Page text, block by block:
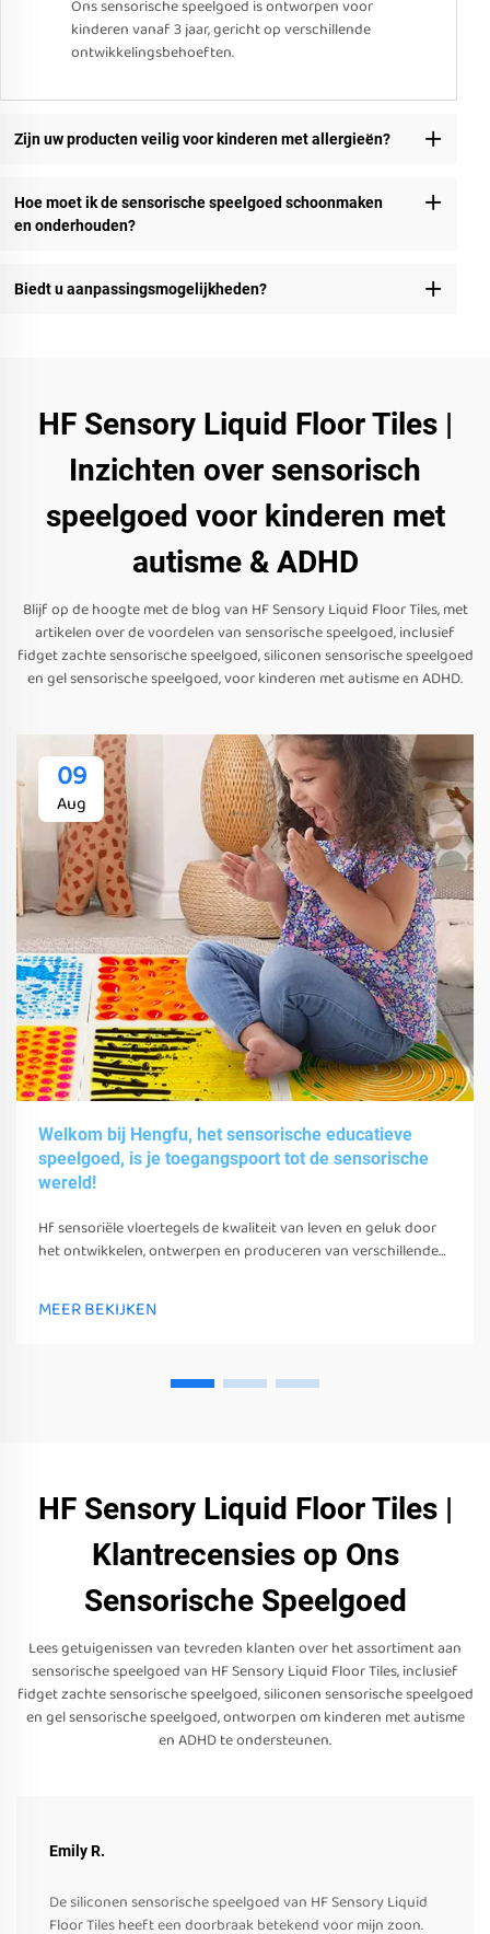
Ons sensorische speelgoed is ontworpen voor
kinderen vanaf 3 jaar, gericht op verschillende
ontwikkelingsbehoeften.
Zijn uw producten veilig voor kinderen met allergieën?
Hoe moet ik de sensorische speelgoed schoonmaken
en onderhouden?
Biedt u aanpassingsmogelijkheden?
HF Sensory Liquid Floor Tiles |
Inzichten over sensorisch
speelgoed voor kinderen met
autisme & ADHD
Blijf op de hoogte met de blog van HF Sensory Liquid Floor Tiles, met
artikelen over de voordelen van sensorische speelgoed, inclusief
fidget zachte sensorische speelgoed, siliconen sensorische speelgoed
en gel sensorische speelgoed, voor kinderen met autisme en ADHD.
09
Aug
Welkom bij Hengfu, het sensorische educatieve
speelgoed, is je toegangspoort tot de sensorische
wereld!
Hf sensoriële vloertegels de kwaliteit van leven en geluk door
het ontwikkelen, ontwerpen en produceren van verschillende
MEER BEKIJKEN
HF Sensory Liquid Floor Tiles |
Klantrecensies op Ons
Sensorische Speelgoed
Lees getuigenissen van tevreden klanten over het assortiment aan
sensorische speelgoed van HF Sensory Liquid Floor Tiles, inclusief
fidget zachte sensorische speelgoed, siliconen sensorische speelgoed
en gel sensorische speelgoed, ontworpen om kinderen met autisme
en ADHD te ondersteunen.
Emily R.
De siliconen sensorische speelgoed van HF Sensory Liquid
Floor Tiles heeft een doorbraak betekend voor mijn zoon.